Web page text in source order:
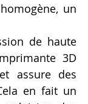
un
de haute
3D
assure des
en fait un